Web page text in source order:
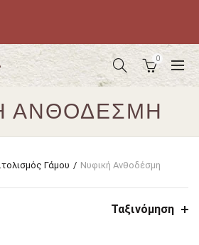
0
ΑΝΘΟΔΈΣΜΗ
Γάμου Νυφική Ανθοδέσμη
Ταξινόμηση